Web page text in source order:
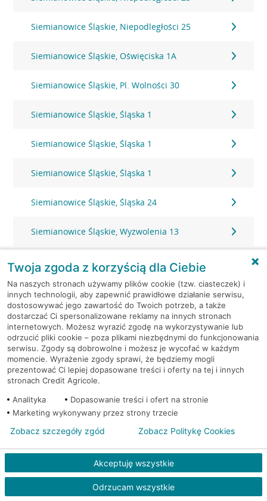
Siemianowice Śląskie, Niepodległości 25
Siemianowice Śląskie, Oświęciska 1A
Siemianowice Śląskie, Pl. Wolności 30
Siemianowice Śląskie, Śląska 1
Siemianowice Śląskie, Śląska 1
Siemianowice Śląskie, Śląska 1
Siemianowice Śląskie, Śląska 24
Siemianowice Śląskie, Wyzwolenia 13
Sosnowiec, 3 Maja 20
Sosnowiec, Baczyńskiego 25D
Sosnowiec, Bohaterów Monte Cassino 48A
Sosnowiec, Braci Mieroszewskich 2
Sosnowiec, Braci Mieroszewskich 2
Sosnowiec, Braci Mieroszewskich 51
Sosnowiec, Długosza 80
Sosnowiec, Gen. Stefana Grota-Roweckiego 40
Sosnowiec, Gospodarcza 23
Twoja zgoda z korzyścią dla Ciebie
Na naszych stronach używamy plików cookie (tzw. ciasteczek) i
innych technologii, aby zapewnić prawidłowe działanie serwisu,
dostosowywać jego zawartość do Twoich potrzeb, a także
dostarczać Ci spersonalizowane reklamy na innych stronach
internetowych. Możesz wyrazić zgodę na wykorzystywanie lub
odrzucić pliki cookie – poza plikami niezbędnymi do funkcjonowania
serwisu. Zgody są dobrowolne i możesz je wycofać w każdym
momencie. Wyrażenie zgody sprawi, że będziemy mogli
prezentować Ci lepiej dopasowane treści i oferty na tej i innych
stronach Credit Agricole.
Analityka
Dopasowanie treści i ofert na stronie
Marketing wykonywany przez strony trzecie
Akceptuję wszystkie
Odrzucam wszystkie
Zobacz szczegóły zgód Zobacz Politykę Cookies